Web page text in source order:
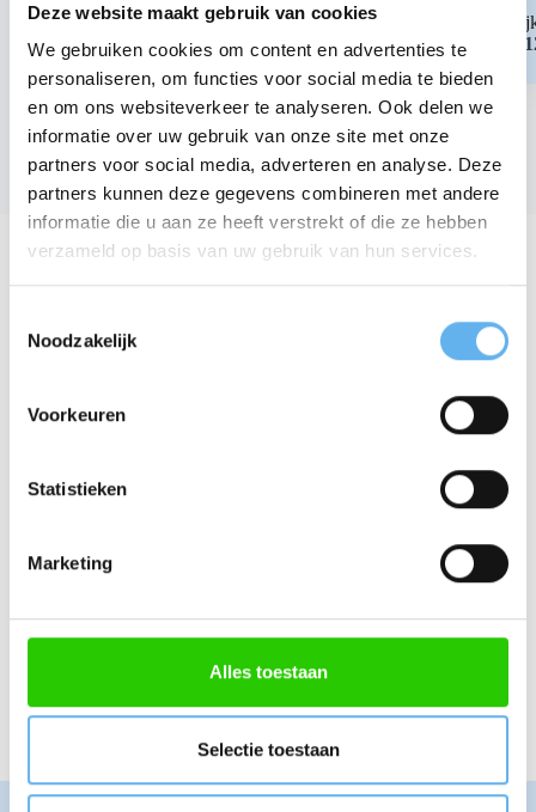
Deze website maakt gebruik van cookies
We gebruiken cookies om content en advertenties te
personaliseren, om functies voor social media te bieden
en om ons websiteverkeer te analyseren. Ook delen we
informatie over uw gebruik van onze site met onze
partners voor social media, adverteren en analyse. Deze
partners kunnen deze gegevens combineren met andere
informatie die u aan ze heeft verstrekt of die ze hebben
verzameld op basis van uw gebruik van hun services.
Noodzakelijk
Voorkeuren
Statistieken
Marketing
Alles toestaan
Selectie toestaan
7-
Bekend van
100% natuurlijke en zuivere ingrediënten
Collageen past goed in een bewuste levensstijl
gingen je voor!
BESTEL VISCOLLAGEEN